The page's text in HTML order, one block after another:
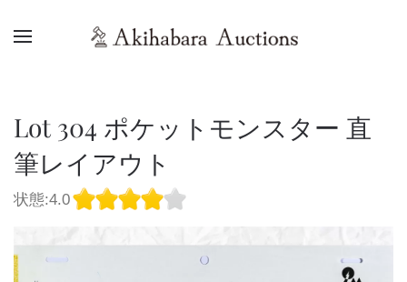
Lot 304 ポケットモンスター 直
筆レイアウト
状態:4.0